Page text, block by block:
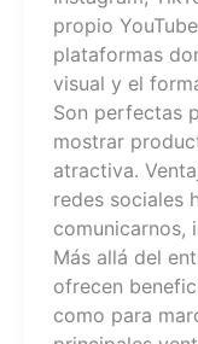
propio
plataformas
visual y el
Son perfectas
mostrar
atractiva.
redes sociales
comunicarnos,
Más allá del
ofrecen
como para